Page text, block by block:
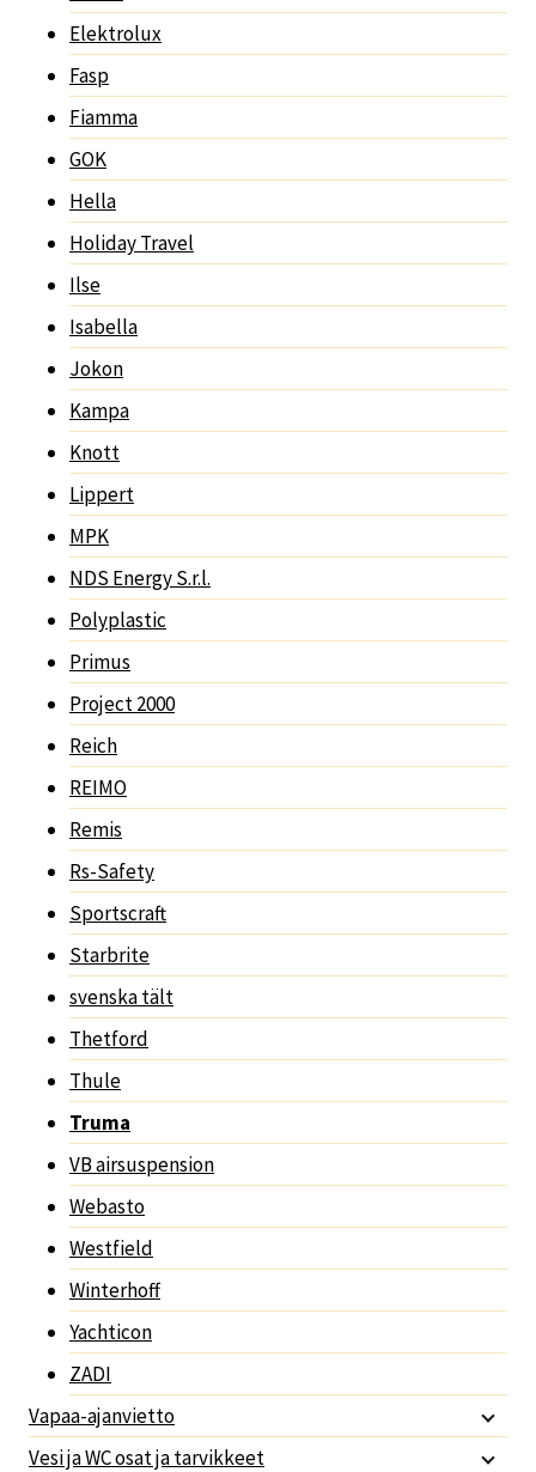
Elektrolux
Fasp
Fiamma
GOK
Hella
Holiday Travel
Ilse
Isabella
Jokon
Kampa
Knott
Lippert
MPK
NDS Energy S.r.l.
Polyplastic
Primus
Project 2000
Reich
REIMO
Remis
Rs-Safety
Sportscraft
Starbrite
svenska tält
Thetford
Thule
Truma
VB airsuspension
Webasto
Westfield
Winterhoff
Yachticon
ZADI
Vapaa-ajanvietto
Vesi ja WC osat ja tarvikkeet